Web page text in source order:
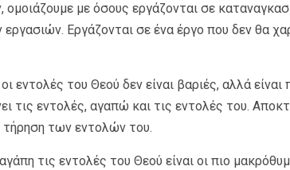
με όσους εργάζονται σε
Εργάζονται σε ένα έργο που δεν θα
εντολές του Θεού δεν είναι βαριές, αλλά είναι
τις εντολές, αγαπώ και τις εντολές του.
των εντολών του.
τις εντολές του Θεού είναι οι πιο